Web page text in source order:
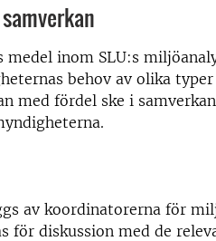
medel inom SLU:s
behov av olika
med fördel ske i
av koordinatorerna för
för diskussion med de